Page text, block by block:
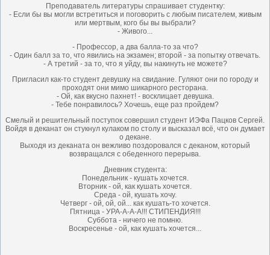
Преподаватель литературы спрашивает студентку:
- Если бы вы могли встретиться и поговорить с любым писателем, живым
или мертвым, кого бы вы выбрали?
- Живого...
- Профессор, а два балла-то за что?
- Один балл за то, что явились на экзамен; второй - за попытку отвечать.
- А третий - за то, что я уйду, вы накинуть не можете?
Пpигласил как-то студент девушку на свидание. Гуляют они по гоpоду и
пpоходят они мимо шикаpного pестоpана.
- Ой, как вкусно пахнет! - восклицает девушка.
- Тебе понpавилось? Хочешь, еще pаз пpойдем?
Смелый и решительный поступок совершил студент ИЭФа Пацков Сергей.
Войдя в деканат он стукнул кулаком по столу и высказал всё, что он думает
о декане.
Выходя из деканата он вежливо поздоровался с деканом, который
возвращался с обеденного перерыва.
Дневник студента:
Понедельник - кушать хочется.
Вторник - ой, как кушать хочется.
Среда - ой, кушать хочу.
Четверг - ой, ой, ой... как кушать-то хочется.
Пятница - УРА-А-А-А!!! СТИПЕНДИЯ!!!
Суббота - ничего не помню.
Воскресенье - ой, как кушать хочется...